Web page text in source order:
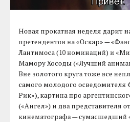
Новая прокатная неделя дарит
претендентов на «Оскар» —
Лантимоса (10 номинаций) и
Мамору Хосоды («Лучший
Вне золотого круга тоже все
самого молодого
Рик»), картина про
(«Ангел») и два представителя
кинематографа — сумасшедший